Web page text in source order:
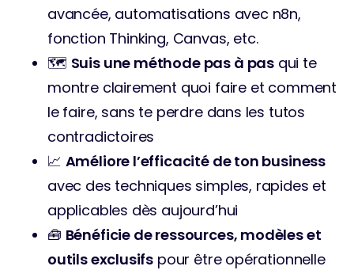
avancée, automatisations avec n8n,
fonction Thinking, Canvas, etc.
🗺️ Suis une méthode pas à pas qui te
montre clairement quoi faire et comment
le faire, sans te perdre dans les tutos
contradictoires
📈 Améliore l’efficacité de ton business
avec des techniques simples, rapides et
applicables dès aujourd’hui
🧰 Bénéficie de ressources, modèles et
outils exclusifs pour être opérationnelle